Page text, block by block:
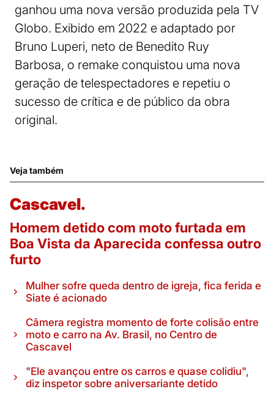
ganhou uma nova versão produzida pela TV
Globo. Exibido em 2022 e adaptado por
Bruno Luperi, neto de Benedito Ruy
Barbosa, o remake conquistou uma nova
geração de telespectadores e repetiu o
sucesso de crítica e de público da obra
original.
Veja também
Cascavel.
Homem detido com moto furtada em
Boa Vista da Aparecida confessa outro
furto
Mulher sofre queda dentro de igreja, fica ferida e
Siate é acionado
Câmera registra momento de forte colisão entre
moto e carro na Av. Brasil, no Centro de
Cascavel
"Ele avançou entre os carros e quase colidiu",
diz inspetor sobre aniversariante detido